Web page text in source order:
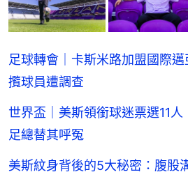
足球轉會｜卡斯米路加盟國際
攬球員遭調查
世界盃｜美斯領銜球迷票選11
足總替其呼冤
美斯紋身背後的5大秘密：腹